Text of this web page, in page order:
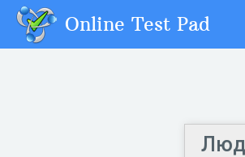
Online Test Pad